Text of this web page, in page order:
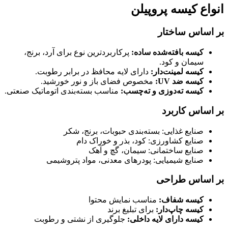
انواع کیسه پروپیلن
بر اساس ساختار
کیسه بافته‌شده ساده: پرکاربردترین نوع برای آرد، برنج،
سیمان و کود.
کیسه لمینت‌دار : دارای لایه محافظ در برابر رطوبت.
کیسه ضد
مخصوص فضای باز و نور خورشید.
کیسه ته‌دوزی و ته‌چسب: مناسب بسته‌بندی اتوماتیک صنعتی.
بر اساس کاربرد
صنایع غذایی: بسته‌بندی حبوبات، برنج، شکر
صنایع کشاورزی: کود، بذر و خوراک دام
صنایع ساختمانی: سیمان، گچ و آهک
صنایع شیمیایی: پودرهای معدنی، مواد پتروشیمی
بر اساس طراحی
کیسه شفاف: مناسب نمایش محتوا
کیسه چاپ‌دار : برای تبلیغ برند
کیسه دارای لایه داخلی: جلوگیری از نشتی و رطوبت